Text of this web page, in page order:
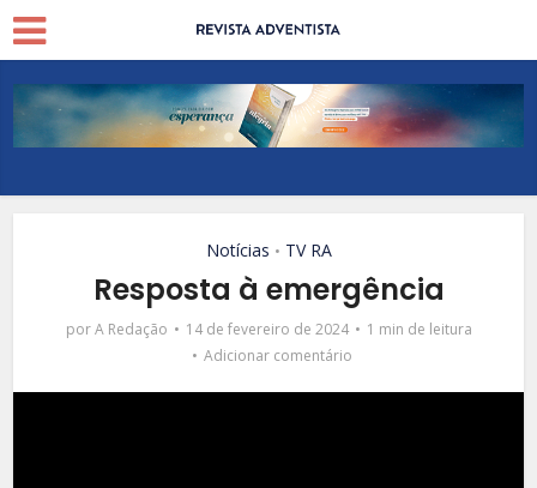
Notícias • TV RA
Resposta à emergência
por A Redação 14 de fevereiro de 2024
1 min de leitura
Adicionar comentário